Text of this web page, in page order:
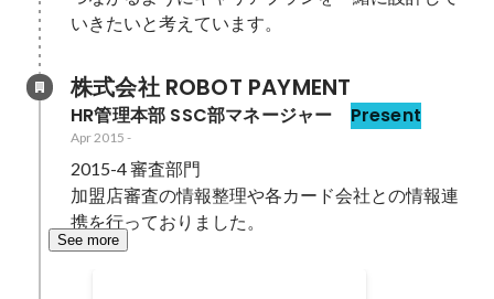
いきたいと考えています。
株式会社 ROBOT PAYMENT
HR管理本部 SSC部マネージャー Present
Apr 2015 -
2015-4 審査部門
加盟店審査の情報整理や各カード会社との情報連
携を行っておりました。
See more